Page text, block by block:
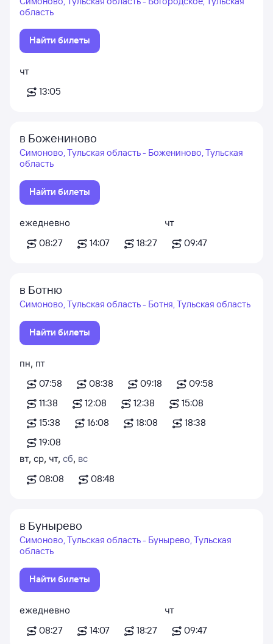
область
Найти билеты
чт
13:05
в Божениново
Симоново, Тульская область - Божениново, Тульская
область
Найти билеты
ежедневно
08:27
14:07 18:27
чт
09:47
в Ботню
Симоново, Тульская область - Ботня, Тульская область
Найти билеты
пн, пт
07:58
08:38 09:18
09:58
11:38
12:08 12:38
15:08
15:38
16:08 18:08
18:38
19:08
вт, ср, чт, сб, вс
08:08
08:48
в Бунырево
Симоново, Тульская область - Бунырево, Тульская
область
Найти билеты
ежедневно
08:27
14:07 18:27
чт
09:47